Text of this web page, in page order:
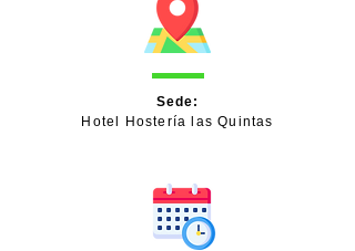
Sede:
Hotel Hostería las Quintas